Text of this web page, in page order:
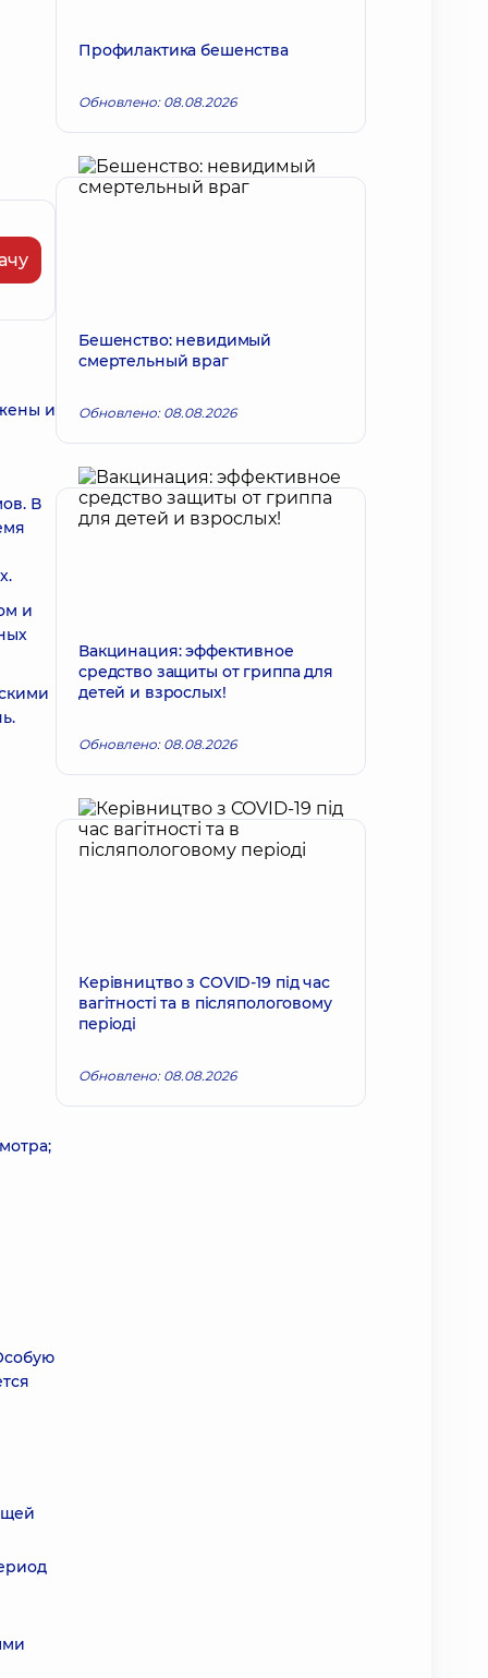
и
В
и
Профилактика бешенства
Обновлено: 08.08.2026
Бешенство: невидимый
смертельный враг
Обновлено: 08.08.2026
Вакцинация: эффективное
средство защиты от гриппа для
детей и взрослых!
Обновлено: 08.08.2026
Керівництво з COVID-19 під час
вагітності та в післяпологовому
періоді
Обновлено: 08.08.2026